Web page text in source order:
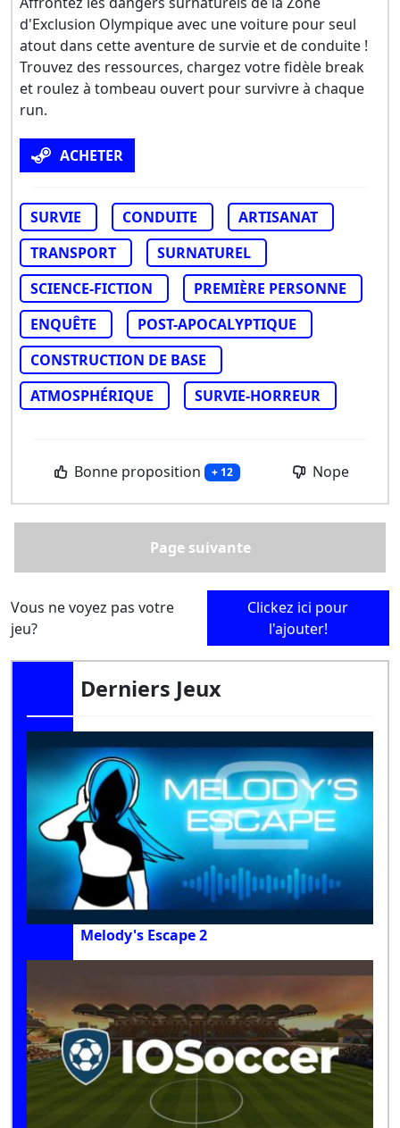
d'Exclusion Olympique avec une voiture pour seul
atout dans cette aventure de survie et de conduite !
Trouvez des ressources, chargez votre fidèle break
et roulez à tombeau ouvert pour survivre à chaque
run.
ACHETER
SURVIE CONDUITE
ARTISANAT
TRANSPORT
SURNATUREL
SCIENCE-FICTION
PREMIÈRE PERSONNE
ENQUÊTE
POST-APOCALYPTIQUE
CONSTRUCTION DE BASE
ATMOSPHÉRIQUE
SURVIE-HORREUR
Bonne proposition + 12 Nope
Page suivante
Vous ne voyez pas votre
jeu?
Clickez ici pour
l'ajouter!
Derniers Jeux
Melody's Escape 2